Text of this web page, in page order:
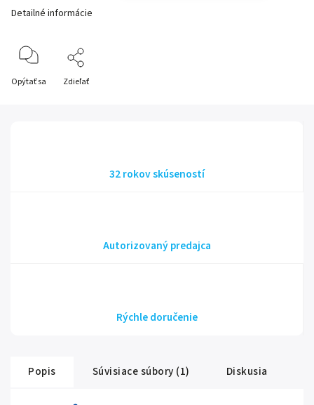
Detailné informácie
Opýtať sa Zdieľať
32 rokov skúseností
Autorizovaný predajca
Rýchle doručenie
Popis Súvisiace súbory (1) Diskusia